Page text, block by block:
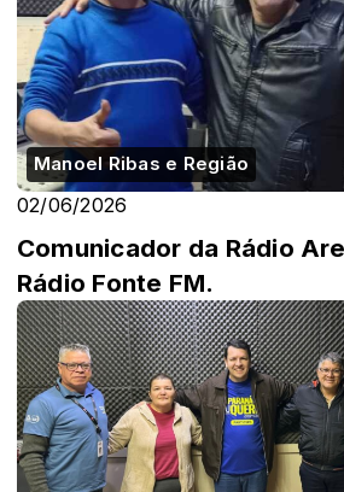
Manoel Ribas e Região
02/06/2026
Comunicador da Rádio
Rádio Fonte FM.